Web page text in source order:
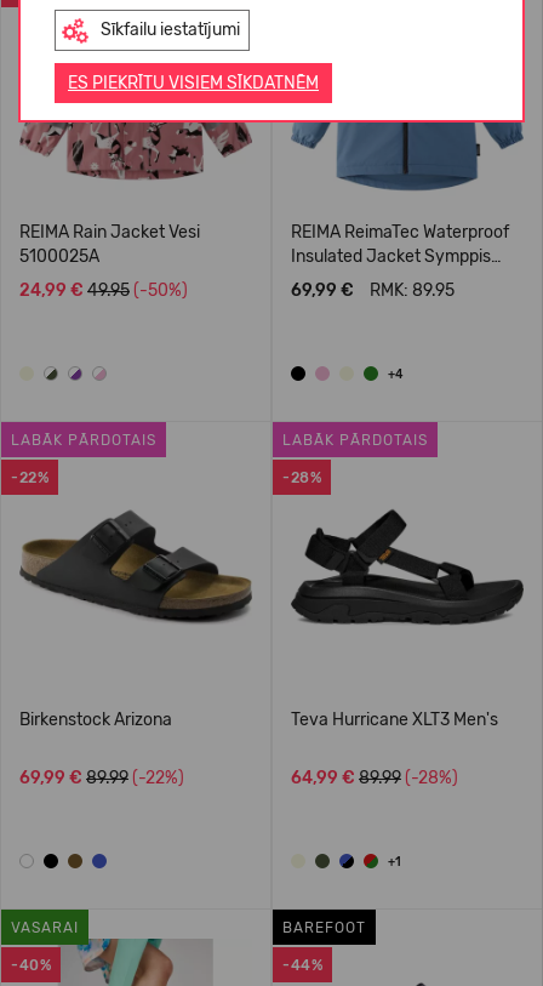
Sīkfailu iestatījumi
ES PIEKRĪTU VISIEM SĪKDATNĒM
REIMA Rain Jacket Vesi
5100025A
24,99 € 49.95 (-50%)
REIMA ReimaTec Waterproof
Insulated Jacket Symppis
5100045B
69,99 € RMK: 89.95
+4
-22%
LABĀK PĀRDOTAIS
Birkenstock Arizona
69,99 € 89.99 (-22%)
-28%
LABĀK PĀRDOTAIS
Teva Hurricane XLT3 Men's
64,99 € 89.99 (-28%)
+1
-40%
VASARAI
-44%
BAREFOOT